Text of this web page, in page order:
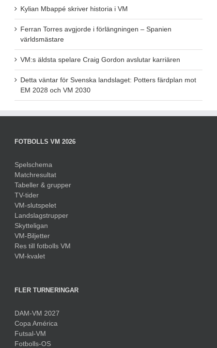
Kylian Mbappé skriver historia i VM
Ferran Torres avgjorde i förlängningen – Spanien
världsmästare
VM:s äldsta spelare Craig Gordon avslutar karriären
Detta väntar för Svenska landslaget: Potters färdplan mot
EM 2028 och VM 2030
FOTBOLLS VM 2026
Spelschema
Matchresultat
Tabeller & grupper
TV-tider
VM-slutspelet
Landslagstrupper
Skytteligan
VM-Biljetter
Res till fotbolls VM
VM-kvalet
FLER TURNERINGAR
DAM-VM 2027
Copa América
Futsal-VM
Fotbolls-OS